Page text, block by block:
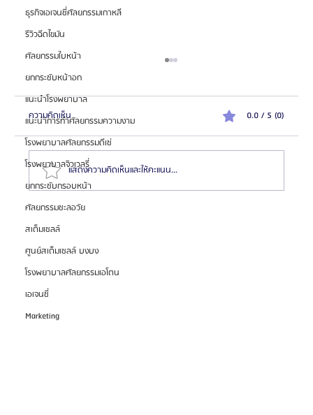
ธุรกิจเอเจนซี่ศัลยกรรมเกาหลี
รีวิวฉีดไขมัน
ศัลยกรรมใบหน้า
ยกกระชับหน้าอก
แนะนำโรงพยาบาล
แนะนำการทำศัลยกรรมความงาม
โรงพยาบาลศัลยกรรมดีเซ่
โรงพยาบาลจิวเวลรี่
ยกกระชับกรอบหน้า
ศัลยกรรมชะลอวัย
สเต็มเซลล์
ศูนย์สเต็มเซลล์ บงบง
โรงพยาบาลศัลยกรรมเอโตน
เอเจนซี่
Marketing
รีวิวต้องทำตาสองชั้นที่บาโนบากิ (Banobagi) สวยเป๊ะทุก
มุมแน่นอน!
ความคิดเห็น 0.0 / 5 (0)
แสดงความคิดเห็นและให้คะแนน...